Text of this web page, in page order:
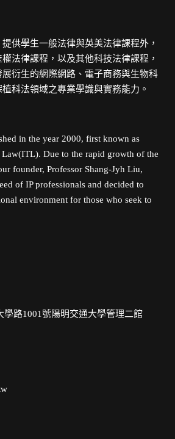
供學生一般法律與英美法律課程外，
法律課程，以及其他科技法律課程，
衍生的網際網路、電子商務與生物科
科法領域之專業學識與實務能力。
in the year 2000, first known as
Due to the rapid growth of the
founder, Professor Shang-Jyh Liu,
of IP professionals and decided to
environment for those who seek to
學路1001號陽明交通大學管理二館